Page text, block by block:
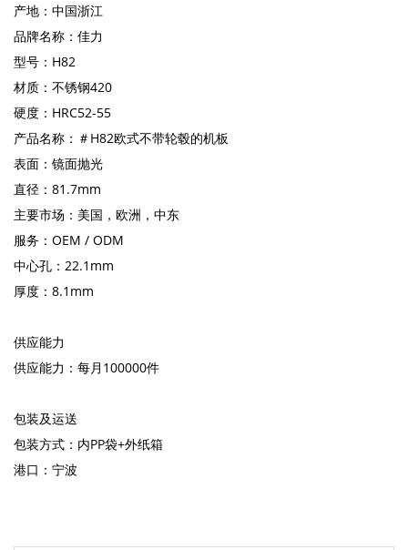
产地：中国浙江
品牌名称：佳力
型号：H82
材质：不锈钢420
硬度：HRC52-55
产品名称：＃H82欧式不带轮毂的机板
表面：镜面抛光
直径：81.7mm
主要市场：美国，欧洲，中东
服务：OEM / ODM
中心孔：22.1mm
厚度：8.1mm
供应能力
供应能力：每月100000件
包装及运送
包装方式：内PP袋+外纸箱
港口：宁波